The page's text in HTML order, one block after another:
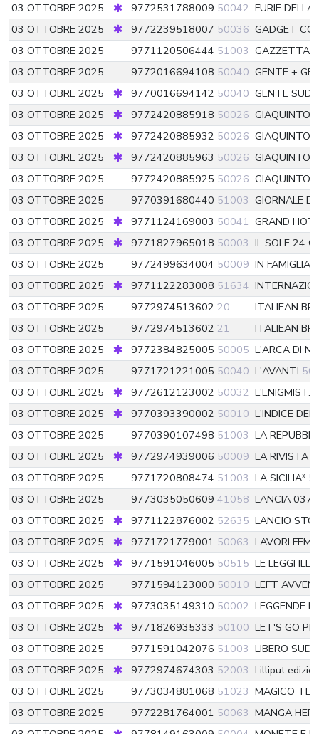
03 OTTOBRE 2025
9772531788009 50042 FURIE
03 OTTOBRE 2025
9772239518007 50036 GADGET
03 OTTOBRE 2025
9771120506444 51003 GAZZETTA
03 OTTOBRE 2025
9772016694108 50040 GENTE +
03 OTTOBRE 2025
9770016694142 50040 GENTE SUD
03 OTTOBRE 2025
9772420885918 50026 GIAQUINTO
03 OTTOBRE 2025
9772420885932 50026 GIAQUINTO
03 OTTOBRE 2025
9772420885963 50026 GIAQUINTO
03 OTTOBRE 2025
9772420885925 50026 GIAQUINTO
03 OTTOBRE 2025
9770391680440 51003 GIORNALE
03 OTTOBRE 2025
9771124169003 50041 GRAND
03 OTTOBRE 2025
9771827965018 50003 IL SOLE 24
03 OTTOBRE 2025
9772499634004 50009 IN FAMIGLIA
03 OTTOBRE 2025
9771122283008 51634
03 OTTOBRE 2025
9772974513602 20
ITALIEAN
03 OTTOBRE 2025
9772974513602 21
ITALIEAN
03 OTTOBRE 2025
9772384825005 50005 L'ARCA DI
03 OTTOBRE 2025
9771721221005 50040 L'AVANTI
03 OTTOBRE 2025
9772612123002 50032
03 OTTOBRE 2025
9770393390002 50010 L'INDICE DEI
03 OTTOBRE 2025
9770390107498 51003 LA
03 OTTOBRE 2025
9772974939006 50009 LA RIVISTA
03 OTTOBRE 2025
9771720808474 51003 LA SICILIA*
03 OTTOBRE 2025
9773035050609 41058 LANCIA 037
03 OTTOBRE 2025
9771122876002 52635 LANCIO
03 OTTOBRE 2025
9771721779001 50063 LAVORI
03 OTTOBRE 2025
9771591046005 50515 LE LEGGI
03 OTTOBRE 2025
9771594123000 50010 LEFT
03 OTTOBRE 2025
9773035149310 50002 LEGGENDE
03 OTTOBRE 2025
9771826935333 50100 LET'S GO
03 OTTOBRE 2025
9771591042076 51003 LIBERO SUD
03 OTTOBRE 2025
9772974674303 52003 Lilliput
03 OTTOBRE 2025
9773034881068 51023 MAGICO
03 OTTOBRE 2025
9772281764001 50063 MANGA